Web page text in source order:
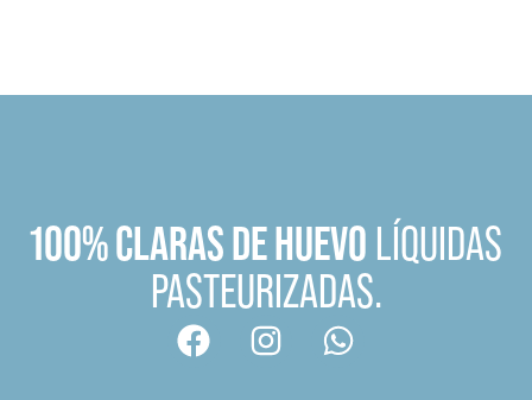
100% CLARAS DE HUEVO LÍQUIDAS
PASTEURIZADAS.